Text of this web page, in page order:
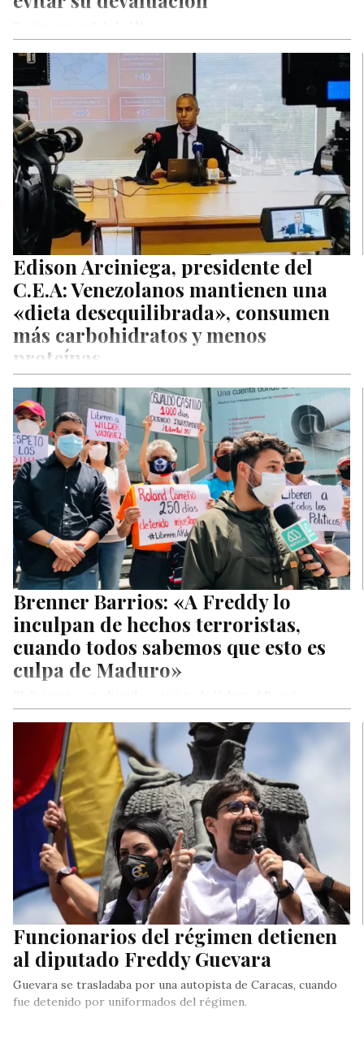
Edison Arciniega, presidente del
C.E.A: Venezolanos mantienen una
«dieta desequilibrada», consumen
más carbohidratos y menos
proteínas
revelaron su más reciente estudio enfocado en los
desequilibrios en la dieta nacional,…
Brenner Barrios: «A Freddy lo
inculpan de hechos terroristas,
cuando todos sabemos que esto es
culpa de Maduro»
Brenner Barrios, repudió los hechos de violencia de los que
fueron víctimas…
Funcionarios del régimen detienen
al diputado Freddy Guevara
Guevara se trasladaba por una autopista de Caracas, cuando
fue detenido por uniformados del régimen.